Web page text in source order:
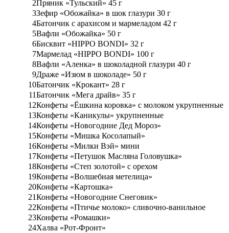
2Пряник «Тульский» 45 г
3Зефир «Обожайка» в шок глазури 30 г
4Батончик с арахисом и мармеладом 42 г
5Вафли «Обожайка» 50 г
6Бисквит «HIPPO BONDI» 32 г
7Мармелад «HIPPO BONDI» 100 г
8Вафли «Аленка» в шоколадной глазури 40 г
9Драже «Изюм в шоколаде» 50 г
10Батончик «Крокант» 28 г
11Батончик «Мега драйв» 35 г
12Конфеты «Ёшкина коровка» с молоком укрупненные
13Конфеты «Каникулы» укрупненные
14Конфеты «Новогодние Дед Мороз»
15Конфеты «Мишка Косолапый»
16Конфеты «Милки Вэй» мини
17Конфеты «Петушок Масляна Головушка»
18Конфеты «Степ золотой» с орехом
19Конфеты «Волшебная метелица»
20Конфеты «Картошка»
21Конфеты «Новогодние Снеговик»
22Конфеты «Птичье молоко» сливочно-ванильное
23Конфеты «Ромашки»
24Халва «Рот-Фронт»